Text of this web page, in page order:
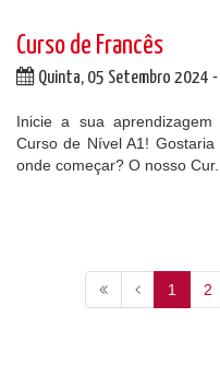
Curso de Francês
Quinta, 05 Setembro 2024 -
Inicie a sua
Curso de Nível A1!
onde começar? O nosso Cur...
1 2